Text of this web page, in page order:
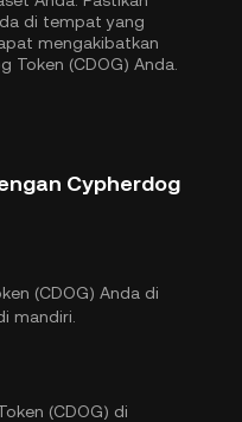
di tempat yang
mengakibatkan
Token (CDOG) Anda.
Cypherdog
(CDOG) Anda di
mandiri.
(CDOG) di